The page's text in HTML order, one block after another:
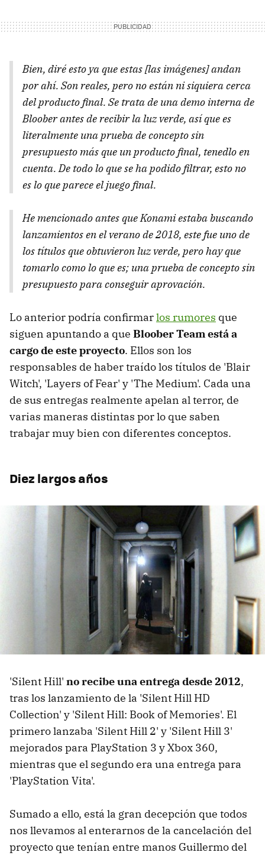
Bien, diré esto ya que estas [las imágenes] andan
por ahí. Son reales, pero no están ni siquiera cerca
del producto final. Se trata de una demo interna de
Bloober antes de recibir la luz verde, así que es
literalmente una prueba de concepto sin
presupuesto más que un producto final, tenedlo en
cuenta. De todo lo que se ha podido filtrar, esto no
es lo que parece el juego final.
He mencionado antes que Konami estaba buscando
lanzamientos en el verano de 2018, este fue uno de
los títulos que obtuvieron luz verde, pero hay que
tomarlo como lo que es; una prueba de concepto sin
presupuesto para conseguir aprovación.
Lo anterior podría confirmarlos rumores que
siguen apuntando a que Bloober Team está a
cargo de este proyecto. Ellos son los
responsables de haber traído los títulos de 'Blair
Witch', 'Layers of Fear' y 'The Medium'. Cada una
de sus entregas realmente apelan al terror, de
varias maneras distintas por lo que saben
trabajar muy bien con diferentes conceptos.
Diez largos años
'Silent Hill' no recibe una entrega desde 2012,
tras los lanzamiento de la 'Silent Hill HD
Collection' y 'Silent Hill: Book of Memories'. El
primero lanzaba 'Silent Hill 2' y 'Silent Hill 3'
mejorados para PlayStation 3 y Xbox 360,
mientras que el segundo era una entrega para
'PlayStation Vita'.
Sumado a ello, está la gran decepción que todos
nos llevamos al enterarnos de la cancelación del
proyecto que tenían entre manos Guillermo del